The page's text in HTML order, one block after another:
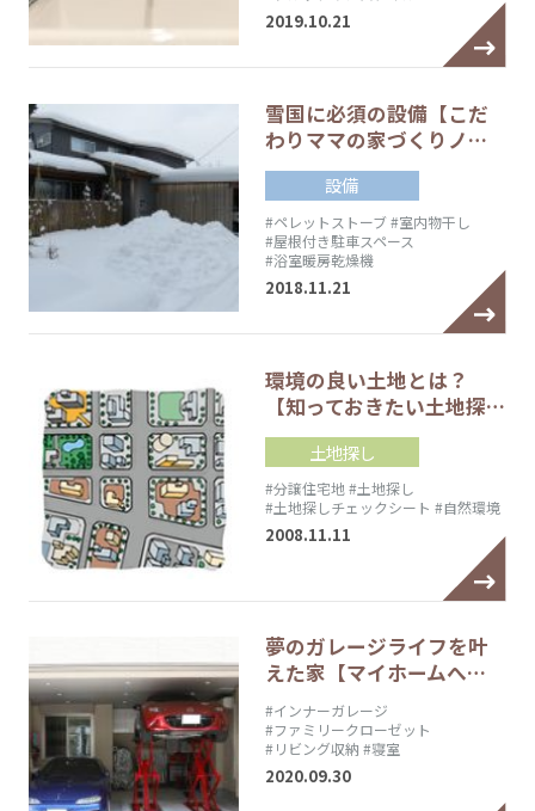
2019.10.21
雪国に必須の設備【こだ
わりママの家づくりノ…
設備
#ペレットストーブ#室内物干し
#屋根付き駐車スペース
#浴室暖房乾燥機
2018.11.21
環境の良い土地とは？
【知っておきたい土地探…
土地探し
#分譲住宅地#土地探し
#土地探しチェックシート #自然環境
2008.11.11
夢のガレージライフを叶
えた家【マイホームへ…
#インナーガレージ
#ファミリークローゼット
#リビング収納 #寝室
2020.09.30